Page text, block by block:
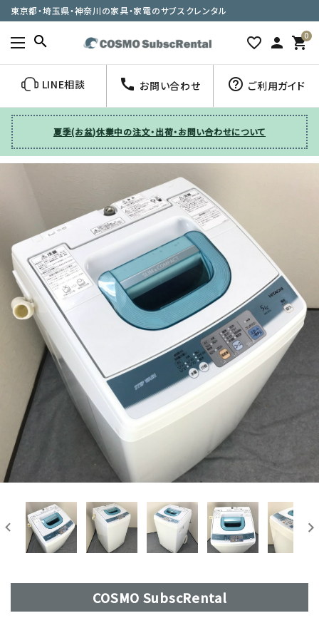
東京都・埼玉県・神奈川の家具・家電のサブスクレンタル
search favorite_border person 0
shopping_cart
LINE相談 call お問い合わせ help_outline ご利用ガイド
夏季(お盆)休業中の注文・出荷・お問い合わせについて
COSMO SubscRental